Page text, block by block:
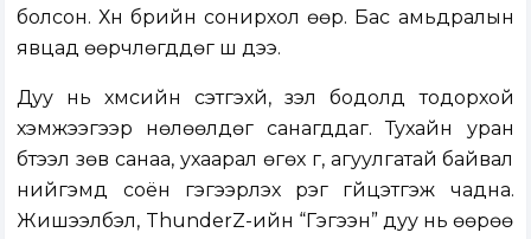
болсон. Хүн бүрийн сонирхол өөр. Бас амьдралын
явцад өөрчлөгддөг шүү дээ.
Дуу нь хүмүүсийн сэтгэхүй, үзэл бодолд тодорхой
хэмжээгээр нөлөөлдөг санагддаг. Тухайн уран
бүтээл зөв санаа, ухаарал өгөх үг, агуулгатай байвал
нийгэмд соён гэгээрүүлэх үүрэг гүйцэтгэж чадна.
Жишээлбэл, ThunderZ-ийн “Гэгээн” дуу нь өөрөө